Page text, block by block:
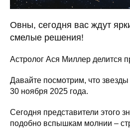
Овны, сегодня вас ждут
смелые решения!
Астролог Ася Миллер делится
Давайте посмотрим, что
30 ноября 2025 года.
Сегодня представители этого
подобно вспышкам молнии –